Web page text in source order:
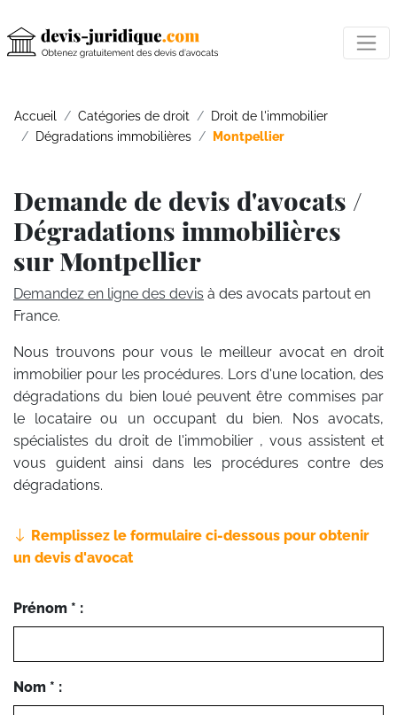
Accueil Catégories de droit
Droit de l'immobilier
Dégradations immobilières
Montpellier
Demande de devis d'avocats /
Dégradations immobilières
sur Montpellier
Demandez en ligne des devis à des avocats partout en
France.
Nous trouvons pour vous le meilleur avocat en droit
immobilier pour les procédures. Lors d'une location, des
dégradations du bien loué peuvent être commises par
le locataire ou un occupant du bien. Nos avocats,
spécialistes du droit de l'immobilier , vous assistent et
vous guident ainsi dans les procédures contre des
dégradations.
Remplissez le formulaire ci-dessous pour obtenir
un devis d'avocat
Prénom * :
Nom * :